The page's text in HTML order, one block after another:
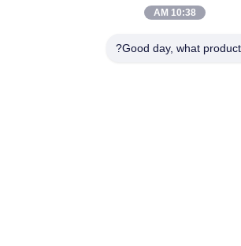
10:38 AM
Good day, what